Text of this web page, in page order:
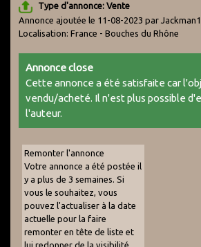
Type d'annonce: Vente
Annonce ajoutée le 11-08-2023 par
Localisation: France - Bouches du Rhône
Annonce close
Cette annonce a été satisfaite car
vendu/acheté. Il n'est plus possible
l'auteur.
Remonter l'annonce
Votre annonce a été postée il
y a plus de 3 semaines. Si
vous le souhaitez, vous
pouvez l'actualiser à la date
actuelle pour la faire
remonter en tête de liste et
lui redonner de la visibilité.